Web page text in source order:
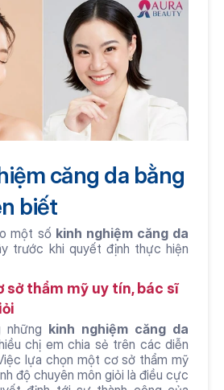
căng da bằng
biết
một số kinh nghiệm căng da
trước khi quyết định thực hiện
sở thẩm mỹ uy tín, bác sĩ
kinh nghiệm căng da
chị em chia sẻ trên các diễn
lựa chọn một cơ sở thẩm mỹ
độ chuyên môn giỏi là điều cực